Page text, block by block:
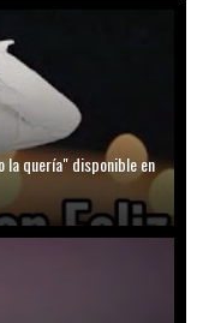
la quería" disponible en